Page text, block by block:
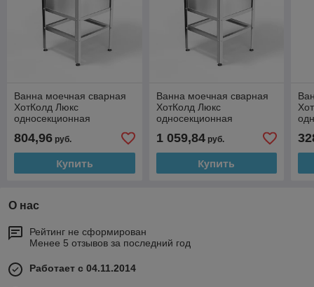
Ванна моечная сварная
ХотКолд Люкс
односекционная
сварной)
804,96 руб.
Купить
Ванна моечная сварная
ХотКолд Люкс
односекционная
сварной)
1 059,84руб.
Купить
О нас
Рейтинг не сформирован
Менее 5 отзывов за последний год
Работает с 04.11.2014